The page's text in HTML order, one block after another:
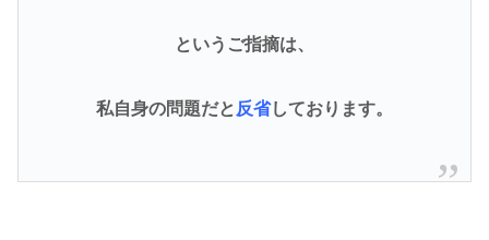
というご指摘は、
私自身の問題だと 反省しております。